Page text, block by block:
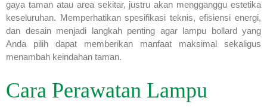
gaya taman atau area sekitar, justru akan mengganggu estetika
keseluruhan. Memperhatikan spesifikasi teknis, efisiensi energi,
dan desain menjadi langkah penting agar lampu bollard yang
Anda pilih dapat memberikan manfaat maksimal sekaligus
menambah keindahan taman.
Cara Perawatan Lampu